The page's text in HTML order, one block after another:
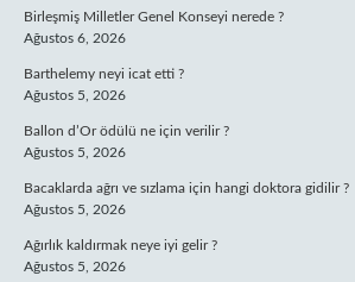
Birleşmiş Milletler Genel Konseyi nerede ?
Ağustos 6, 2026
Barthelemy neyi icat etti ?
Ağustos 5, 2026
Ballon d’Or ödülü ne için verilir ?
Ağustos 5, 2026
Bacaklarda ağrı ve sızlama için hangi doktora gidilir ?
Ağustos 5, 2026
Ağırlık kaldırmak neye iyi gelir ?
Ağustos 5, 2026